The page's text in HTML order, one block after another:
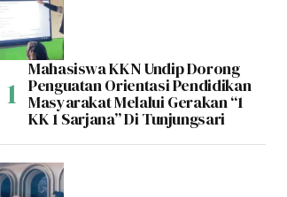
Mahasiswa KKN Undip Dorong
Penguatan Orientasi Pendidikan
Masyarakat Melalui Gerakan “1
KK 1 Sarjana” Di Tunjungsari